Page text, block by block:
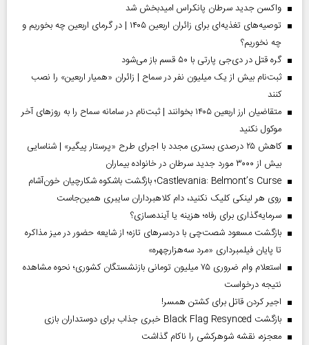
واکسن جدید سرطان پانکراس امیدبخش شد
توصیه‌های تغذیه‌ای برای زائران اربعین ۱۴۰۵ | در گرمای اربعین چه بخوریم و
چه نخوریم؟
گره قتل در دی‌جی پارتی با ۵۰ قسم باز می‌شود
ثبت‌نام بیش از یک میلیون نفر در سماح | زائران «همیار اربعین» را نصب
کنند
متقاضیان ارز اربعین ۱۴۰۵ بخوانند | ثبت‌نام در سامانه سماح را به روز‌های آخر
موکول نکنید
کاهش ۲۵ درصدی بستری مجدد با اجرای طرح «پرستار پیگیر» | شناسایی
بیش از ۳۰۰۰ مورد جدید سرطان در خانواده بیماران
Castlevania: Belmont’s Curse؛ بازگشت باشکوه شکارچیان خون‌آشام
روی هر لینکی کلیک نکنید، دام کلاهبرداران سایبری همین‌جاست
سرمایه‌گذاری برای رفاه؛ هزینه یا آینده‌سازی؟
بازگشت مسعود شصت‌چی با دردسر‌های تازه؛ از شایعه حضور در میز مذاکره
تا پایان فیلمبرداری «مرد سه‌هزارچهره»
استعلام وام ضروری ۷۵ میلیون تومانی بازنشستگان کشوری؛ نحوه مشاهده
نتیجه درخواست
اجیر کردن قاتل برای کشتن همسر!
بازگشت Black Flag Resynced خبری جذاب برای دوستداران بازی
معجزه، نقشه شوهرکشی را ناکام گذاشت